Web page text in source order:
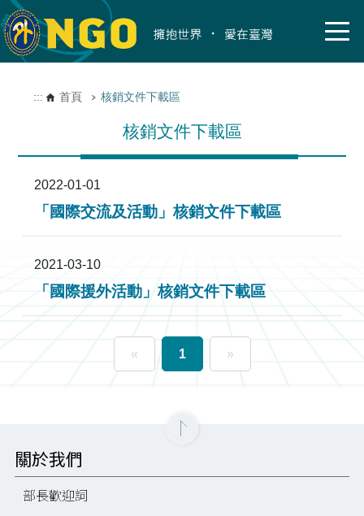
::: 首頁 核銷文件下載區
核銷文件下載區
2022-01-01
「國際交流及活動」核銷文件下載區
2021-03-10
「國際援外活動」核銷文件下載區
« 1 »
關於我們
部長歡迎詞